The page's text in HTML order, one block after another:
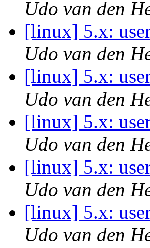
Udo van den
[linux] 5.x:
Udo van den
[linux] 5.x:
Udo van den
[linux] 5.x:
Udo van den
[linux] 5.x:
Udo van den
[linux] 5.x:
Udo van den